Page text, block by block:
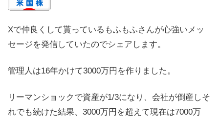
Xで仲良くして貰っているもふもふさんが心強いメッ
セージを発信していたのでシェアします。
管理人は16年かけて3000万円を作りました。
リーマンショックで資産が1/3になり、会社が倒産しそ
れでも続けた結果、3000万円を超えて現在は7000万